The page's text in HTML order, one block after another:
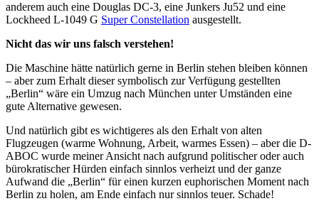
anderem auch eine Douglas DC-3, eine Junkers Ju52 und eine
Lockheed L-1049 G Super Constellation ausgestellt.
Nicht das wir uns falsch verstehen!
Die Maschine hätte natürlich gerne in Berlin stehen bleiben können
– aber zum Erhalt dieser symbolisch zur Verfügung gestellten
„Berlin“ wäre ein Umzug nach München unter Umständen eine
gute Alternative gewesen.
Und natürlich gibt es wichtigeres als den Erhalt von alten
Flugzeugen (warme Wohnung, Arbeit, warmes Essen) – aber die D-
ABOC wurde meiner Ansicht nach aufgrund politischer oder auch
bürokratischer Hürden einfach sinnlos verheizt und der ganze
Aufwand die „Berlin“ für einen kurzen euphorischen Moment nach
Berlin zu holen, am Ende einfach nur sinnlos teuer. Schade!